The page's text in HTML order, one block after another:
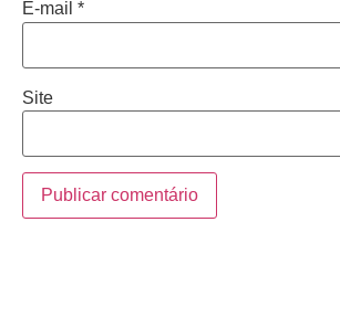
E-mail *
Site